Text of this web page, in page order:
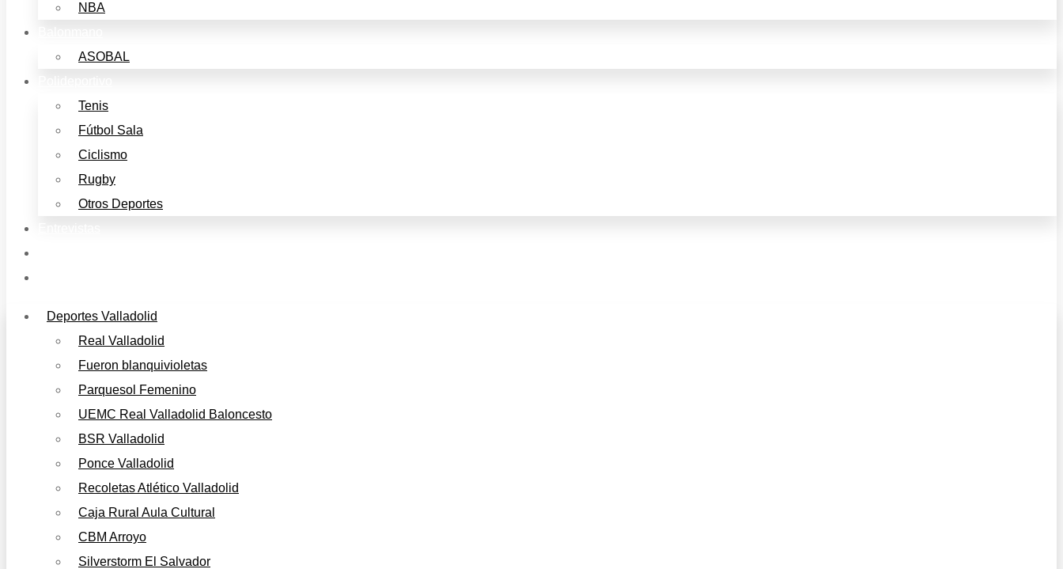
NBA
ASOBAL
Tenis
Fútbol Sala
Ciclismo
Rugby
Otros Deportes
Deportes Valladolid
Real Valladolid
Fueron blanquivioletas
Parquesol Femenino
UEMC Real Valladolid Baloncesto
BSR Valladolid
Ponce Valladolid
Recoletas Atlético Valladolid
Caja Rural Aula Cultural
CBM Arroyo
Silverstorm El Salvador